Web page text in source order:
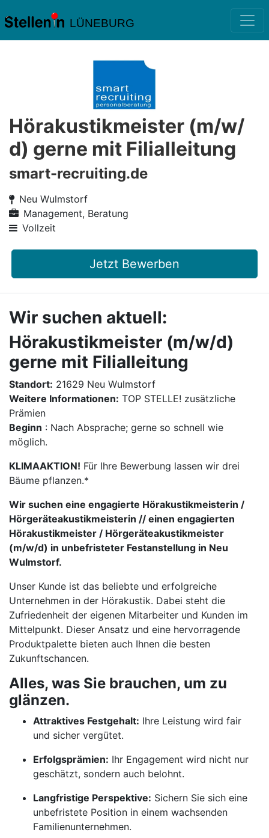
LÜNEBURG
Hörakustikmeister (m/w/
d) gerne mit Filialleitung
smart-recruiting.de
Neu Wulmstorf
Management, Beratung
Vollzeit
Jetzt Bewerben
Wir suchen aktuell:
Hörakustikmeister (m/w/d)
gerne mit Filialleitung
Standort: 21629 Neu Wulmstorf
Weitere Informationen: TOP STELLE! zusätzliche
Prämien
Beginn : Nach Absprache; gerne so schnell wie
möglich.
KLIMAAKTION! Für Ihre Bewerbung lassen wir drei
Bäume pflanzen.*
Wir suchen eine engagierte Hörakustikmeisterin /
Hörgeräteakustikmeisterin // einen engagierten
Hörakustikmeister / Hörgeräteakustikmeister
(m/w/d) in unbefristeter Festanstellung in Neu
Wulmstorf.
Unser Kunde ist das beliebte und erfolgreiche
Unternehmen in der Hörakustik. Dabei steht die
Zufriedenheit der eigenen Mitarbeiter und Kunden im
Mittelpunkt. Dieser Ansatz und eine hervorragende
Produktpalette bieten auch Ihnen die besten
Zukunftschancen.
Alles, was Sie brauchen, um zu
glänzen.
Attraktives Festgehalt: Ihre Leistung wird fair
und sicher vergütet.
Erfolgsprämien: Ihr Engagement wird nicht nur
geschätzt, sondern auch belohnt.
Langfristige Perspektive: Sichern Sie sich eine
unbefristete Position in einem wachsenden
Familienunternehmen.